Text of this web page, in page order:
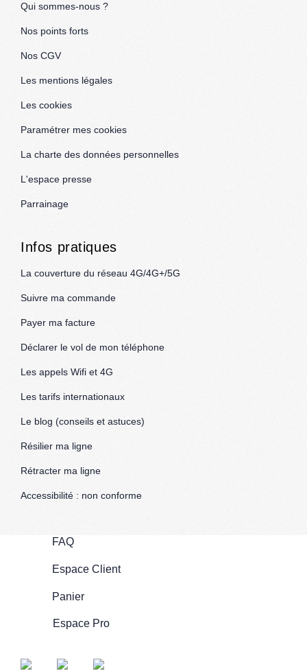
Qui sommes-nous ?
Nos points forts
Nos CGV
Les mentions légales
Les cookies
Paramétrer mes cookies
La charte des données personnelles
L'espace presse
Parrainage
Infos pratiques
La couverture du réseau 4G/4G+/5G
Suivre ma commande
Payer ma facture
Déclarer le vol de mon téléphone
Les appels Wifi et 4G
Les tarifs internationaux
Le blog (conseils et astuces)
Résilier ma ligne
Rétracter ma ligne
Accessibilité : non conforme
FAQ
Espace Client
Panier
Espace Pro